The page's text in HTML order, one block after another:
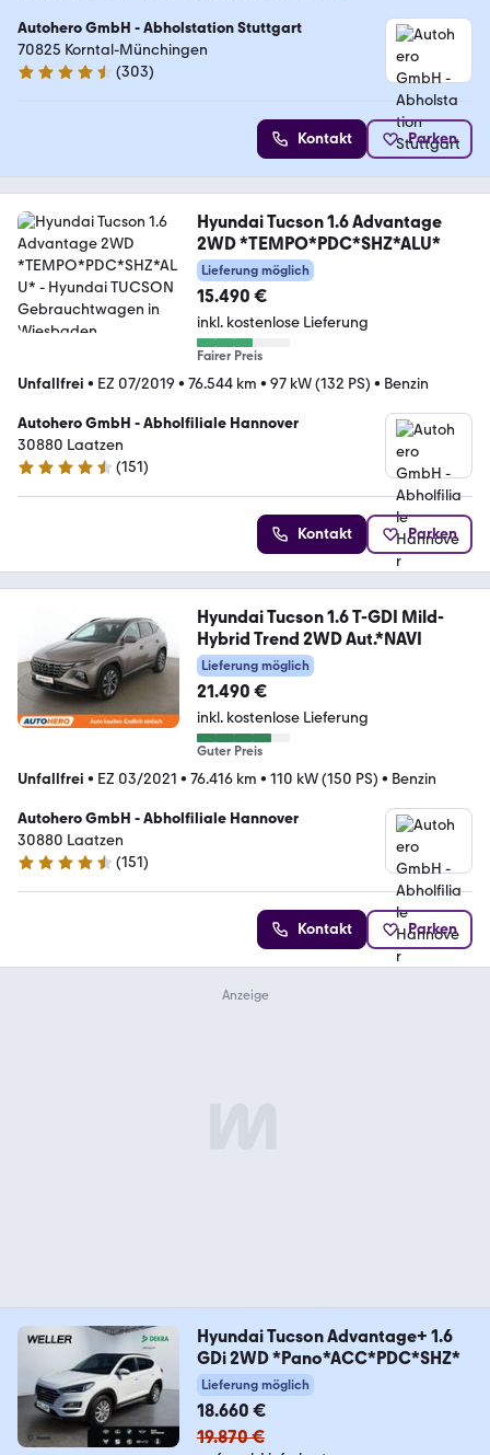
Autohero GmbH - Abholstation Stuttgart
70825 Korntal-Münchingen
4.4 Sterne
(303)
Kontakt Parken
Hyundai Tucson 1.6 Advantage
2WD *TEMPO*PDC*SHZ*ALU*
Lieferung möglich
15.490 €
inkl. kostenlose Lieferung
Fairer Preis
Unfallfrei • EZ 07/2019 • 76.544 km • 97 kW (132 PS) • Benzin
Autohero GmbH - Abholfiliale Hannover
30880 Laatzen
4.7 Sterne
(151)
Kontakt Parken
Hyundai Tucson 1.6 T-GDI Mild-
Hybrid Trend 2WD Aut.*NAVI
Lieferung möglich
21.490 €
inkl. kostenlose Lieferung
Guter Preis
Unfallfrei • EZ 03/2021 • 76.416 km • 110 kW (150 PS) • Benzin
Autohero GmbH - Abholfiliale Hannover
30880 Laatzen
4.7 Sterne
(151)
Kontakt Parken
Hyundai Tucson Advantage+ 1.6
GDi 2WD *Pano*ACC*PDC*SHZ*
Lieferung möglich
18.660 €
19.870 €